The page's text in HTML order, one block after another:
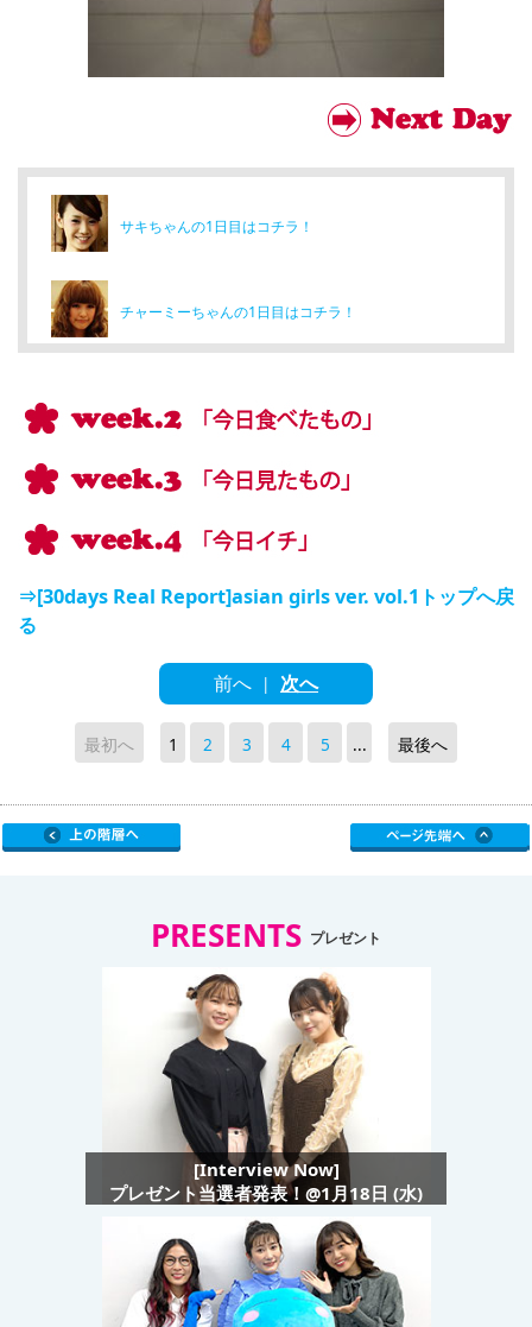
サキちゃんの1日目はコチラ！
チャーミーちゃんの1日目はコチラ！
⇒[30days Real Report]asian girls ver. vol.1トップへ戻
る
前へ | 次へ
最初へ 1 2 3 4 5 ... 最後へ
PRESENTS プレゼント
[Interview Now]
プレゼント当選者発表！@1月18日 (水)